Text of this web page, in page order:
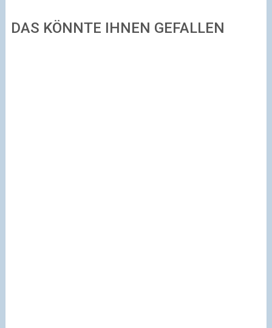
DAS KÖNNTE IHNEN GEFALLEN